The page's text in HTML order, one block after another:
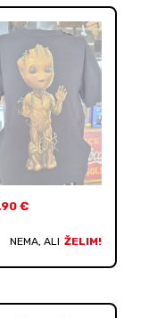
€
NEMA, ALI ŽELIM!